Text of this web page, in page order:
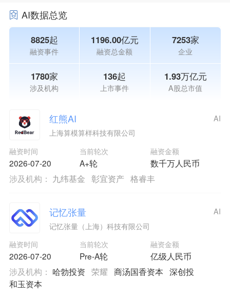
AI数据总览
8825起
融资事件
1196.00亿元
融资总金额
7253家
企业
1780家
涉及机构
136起
上市事件
1.93万亿元
A股总市值
红熊AI
上海算模算样科技有限公司
融资时间
2026-07-20
当前轮次
A+轮
融资金额
数千万人民币
AI
涉及机构： 九纬基金 彰宜资产 格睿丰
记忆张量
记忆张量（上海）科技有限公司
融资时间
2026-07-20
当前轮次
Pre-A轮
融资金额
亿级人民币
AI
涉及机构： 哈勃投资 荣耀 商汤国香资本 深创投
和玉资本